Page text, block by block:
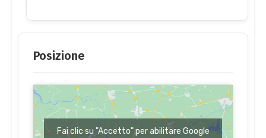
Posizione
Fai clic su "Accetto" per abilitare Google